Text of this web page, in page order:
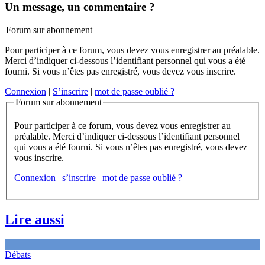
Un message, un commentaire ?
Forum sur abonnement
Pour participer à ce forum, vous devez vous enregistrer au préalable.
Merci d’indiquer ci-dessous l’identifiant personnel qui vous a été
fourni. Si vous n’êtes pas enregistré, vous devez vous inscrire.
Connexion | S’inscrire | mot de passe oublié ?
Forum sur abonnement
Pour participer à ce forum, vous devez vous enregistrer au
préalable. Merci d’indiquer ci-dessous l’identifiant personnel
qui vous a été fourni. Si vous n’êtes pas enregistré, vous devez
vous inscrire.
Connexion | s’inscrire | mot de passe oublié ?
Lire aussi
Débats